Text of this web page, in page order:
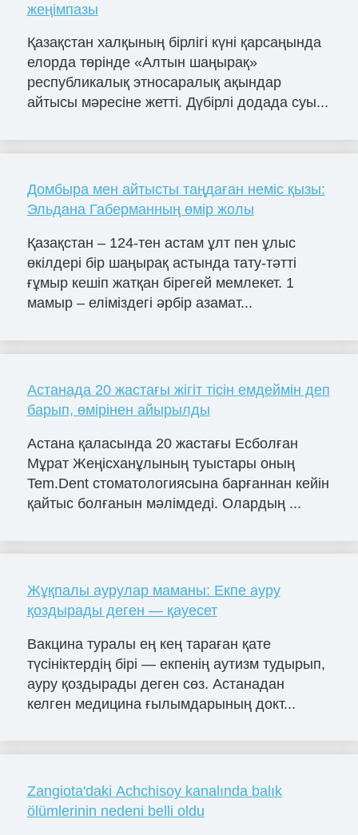
жеңімпазы
Қазақстан халқының бірлігі күні қарсаңында
елорда төрінде «Алтын шаңырақ»
республикалық этносаралық ақындар
айтысы мәресіне жетті. Дүбірлі додада суы...
Домбыра мен айтысты таңдаған неміс қызы:
Эльдана Габерманның өмір жолы
Қазақстан – 124-тен астам ұлт пен ұлыс
өкілдері бір шаңырақ астында тату-тәтті
ғұмыр кешіп жатқан бірегей мемлекет. 1
мамыр – еліміздегі әрбір азамат...
Астанада 20 жастағы жігіт тісін емдеймін деп
барып, өмірінен айырылды
Астана қаласында 20 жастағы Есболған
Мұрат Жеңісханұлының туыстары оның
Tem.Dent стоматологиясына барғаннан кейін
қайтыс болғанын мәлімдеді. Олардың ...
Жұқпалы аурулар маманы: Екпе ауру
қоздырады деген — қауесет
Вакцина туралы ең кең тараған қате
түсініктердің бірі — екпенің аутизм тудырып,
ауру қоздырады деген сөз. Астанадан
келген медицина ғылымдарының докт...
Zangiota'daki Achchisoy kanalında balık
ölümlerinin nedeni belli oldu